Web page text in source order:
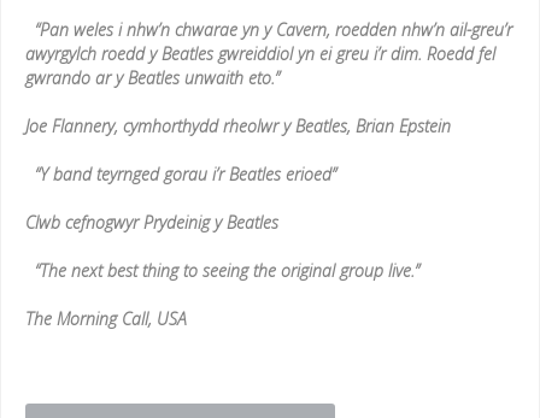
“Pan weles i nhw’n chwarae yn y Cavern, roedden nhw’n ail-greu’r
awyrgylch roedd y Beatles gwreiddiol yn ei greu i’r dim. Roedd fel
gwrando ar y Beatles unwaith eto.”
Joe Flannery, cymhorthydd rheolwr y Beatles, Brian Epstein
“Y band teyrnged gorau i’r Beatles erioed”
Clwb cefnogwyr Prydeinig y Beatles
“The next best thing to seeing the original group live.”
The Morning Call, USA